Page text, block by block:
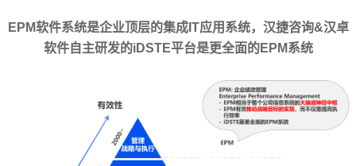
EPM软件系统是企业顶层的集成IT应用系统，汉捷咨询&汉卓
软件自主研发的iDSTE平台是更全面的EPM系统